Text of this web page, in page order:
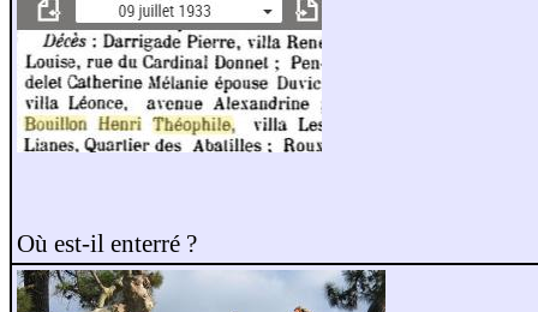
Où est-il enterré ?